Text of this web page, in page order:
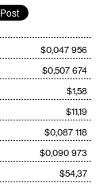
$0,047 956
$0,507 674
$1,58
$11,19
$0,087 118
$0,090 973
$54,37